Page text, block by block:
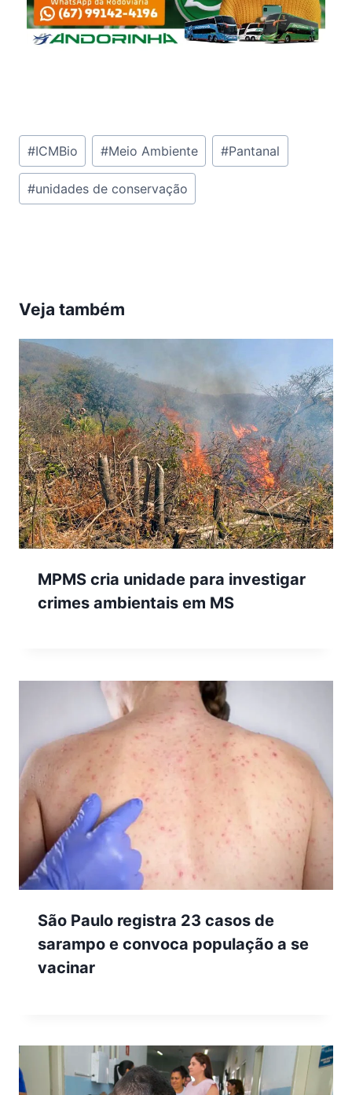
Tags
do
Post:
#ICMBio #Meio Ambiente #Pantanal
#unidades de conservação
Veja também
MPMS cria unidade para investigar
crimes ambientais em MS
São Paulo registra 23 casos de
sarampo e convoca população a se
vacinar